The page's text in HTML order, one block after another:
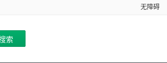
无障碍